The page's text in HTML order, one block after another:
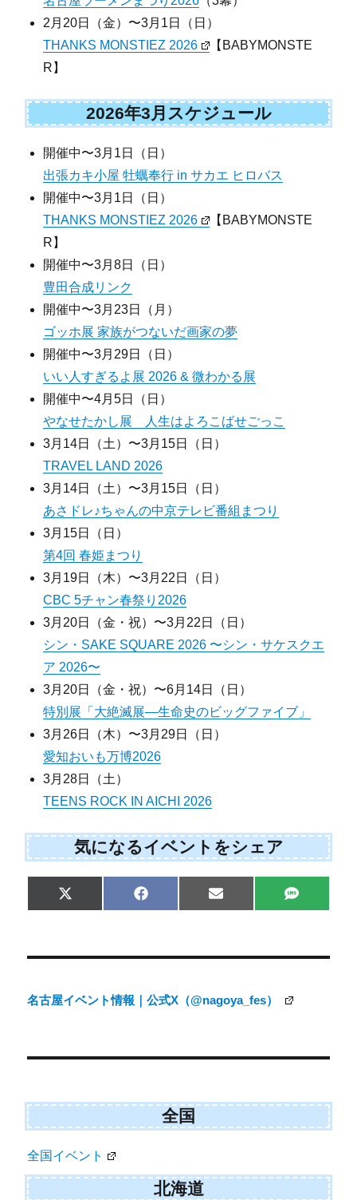
2月20日（金）〜3月1日（日）
THANKS MONSTIEZ 2026
【BABYMONSTE
R】
2026年3月スケジュール
開催中〜3月1日（日）
出張カキ小屋 牡蠣奉行 in サカエ ヒロバス
開催中〜3月1日（日）
THANKS MONSTIEZ 2026
【BABYMONSTE
R】
開催中〜3月8日（日）
豊田合成リンク
開催中〜3月23日（月）
ゴッホ展 家族がつないだ画家の夢
開催中〜3月29日（日）
いい人すぎるよ展 2026 & 微わかる展
開催中〜4月5日（日）
やなせたかし展 人生はよろこばせごっこ
3月14日（土）〜3月15日（日）
TRAVEL LAND 2026
3月14日（土）〜3月15日（日）
あさドレ♪ちゃんの中京テレビ番組まつり
3月15日（日）
第4回 春姫まつり
3月19日（木）〜3月22日（日）
CBC 5チャン春祭り2026
3月20日（金・祝）〜3月22日（日）
シン・SAKE SQUARE 2026 〜シン・サケスクエ
ア 2026〜
3月20日（金・祝）〜6月14日（日）
特別展「大絶滅展―生命史のビッグファイブ」
3月26日（木）〜3月29日（日）
愛知おいも万博2026
3月28日（土）
TEENS ROCK IN AICHI 2026
気になるイベントをシェア
Share
on
X
(
t
r
Share
on
F
a
o
Share
on
E
m
Share
on
S
M
名古屋イベント情報｜公式X（@nagoya_fes）
全国
全国イベント
北海道